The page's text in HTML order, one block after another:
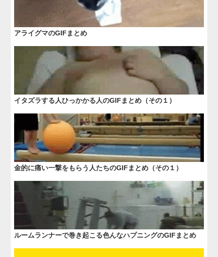
アライグマのGIFまとめ
イタズラする人ひっかかる人のGIFまとめ（その１）
金的に痛い一撃をもらう人たちのGIFまとめ（その１）
ルームランナーで巻き起こる色んなハプニングのGIFまとめ